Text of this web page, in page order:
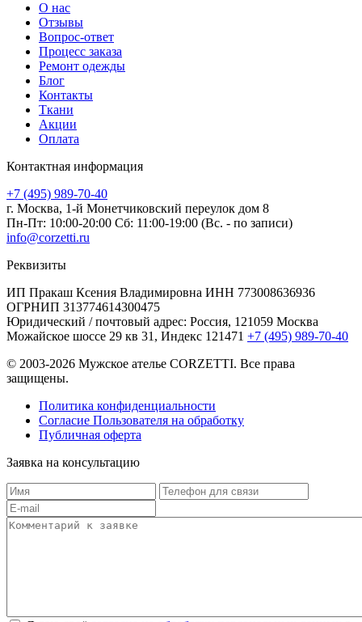
О нас
Отзывы
Вопрос-ответ
Процесс заказа
Ремонт одежды
Блог
Контакты
Ткани
Акции
Оплата
Контактная информация
+7 (495) 989-70-40
г. Москва, 1-й Монетчиковский переулок дом 8
Пн-Пт: 10:00-20:00 Сб: 11:00-19:00 (Вс. - по записи)
info@corzetti.ru
Реквизиты
ИП Пракаш Ксения Владимировна ИНН 773008636936
ОГРНИП 313774614300475
Юридический / почтовый адрес: Россия, 121059 Москва
Можайское шоссе 29 кв 31, Индекс 121471 +7 (495) 989-70-40
© 2003-2026 Мужское ателье CORZETTI. Все права
защищены.
Политика конфиденциальности
Согласие Пользователя на обработку
Публичная оферта
Заявка на консультацию